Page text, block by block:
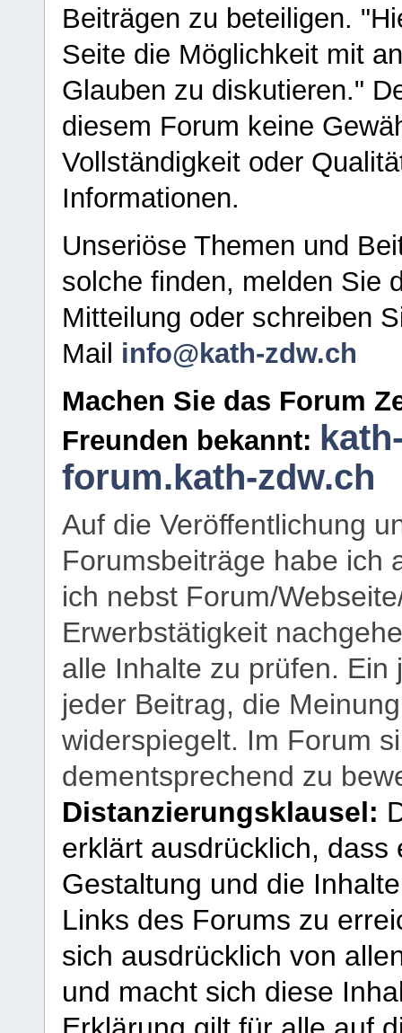
Beiträgen zu beteiligen.
Seite die Möglichkeit mit
Glauben zu diskutieren."
diesem Forum keine
Vollständigkeit oder
Informationen.
Unseriöse Themen und
solche finden, melden Sie
Mitteilung oder schreiben
Mail info@kath-zdw.ch
Machen Sie das Forum
Freunden bekannt:
forum.kath-zdw.ch
Auf die Veröffentlichung
Forumsbeiträge habe ich
ich nebst Forum/
Erwerbstätigkeit
alle Inhalte zu prüfen.
jeder Beitrag, die
widerspiegelt. Im Forum
dementsprechend zu
Distanzierungsklausel:
erklärt ausdrücklich,
Gestaltung und die
Links des Forums zu
sich ausdrücklich von
und macht sich diese